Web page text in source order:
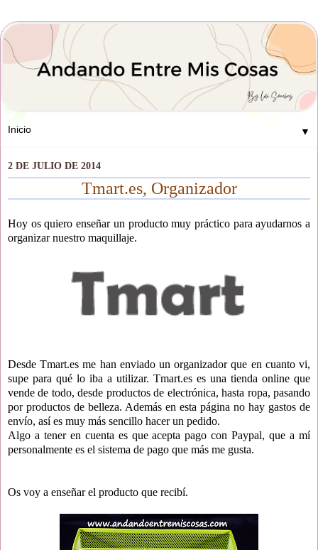
▼
2 DE JULIO DE 2014
Tmart.es, Organizador
Hoy os quiero enseñar un producto muy práctico para ayudarnos a
organizar nuestro maquillaje.
Desde Tmart.es me han enviado un organizador que en cuanto vi,
supe para qué lo iba a utilizar. Tmart.es es una tienda online que
vende de todo, desde productos de electrónica, hasta ropa, pasando
por productos de belleza. Además en esta página no hay gastos de
envío, así es muy más sencillo hacer un pedido.
Algo a tener en cuenta es que acepta pago con Paypal, que a mí
personalmente es el sistema de pago que más me gusta.
Os voy a enseñar el producto que recibí.